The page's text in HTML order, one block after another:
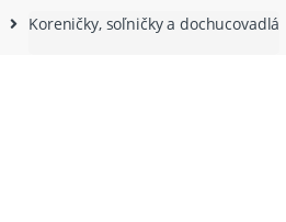
Koreničky, soľničky a dochucovadlá